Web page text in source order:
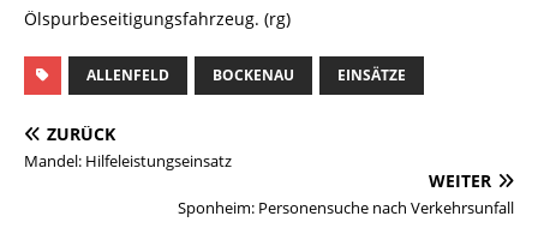
Ölspurbeseitigungsfahrzeug. (rg)
ALLENFELD BOCKENAU EINSÄTZE
ZURÜCK
Mandel: Hilfeleistungseinsatz
WEITER
Sponheim: Personensuche nach Verkehrsunfall